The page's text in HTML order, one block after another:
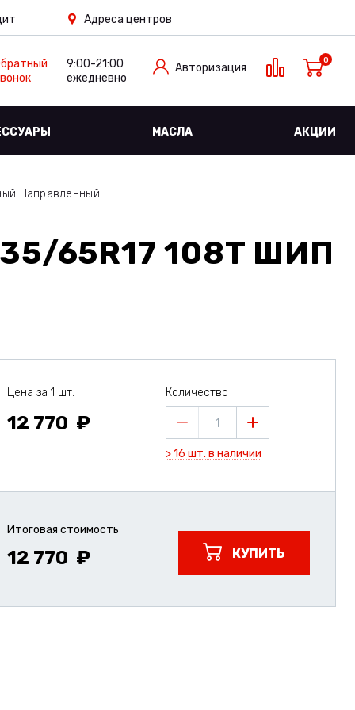
Адреса центров
9:00-21:00
ежедневно
Авторизация
0
МАСЛА АКЦИИ
Направленный
65R17 108T ШИП
Цена за 1 шт.
12 770
Количество
1
> 16 шт. в наличии
Итоговая стоимость
12 770 КУПИТЬ